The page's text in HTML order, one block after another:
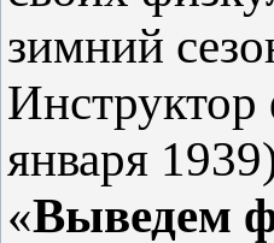
зимний
января
«Выведем